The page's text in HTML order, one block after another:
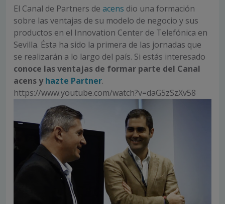
El Canal de Partners de acens dio una formación
sobre las ventajas de su modelo de negocio y sus
productos en el Innovation Center de Telefónica en
Sevilla. Ésta ha sido la primera de las jornadas que
se realizarán a lo largo del país. Si estás interesado
conoce las ventajas de formar parte del Canal
acens yhazte Partner.
https://www.youtube.com/watch?v=daG5zSzXv58